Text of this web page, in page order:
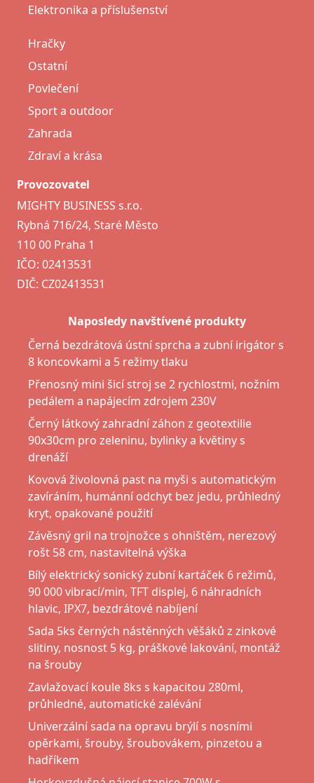
Elektronika a příslušenství
Hračky
Ostatní
Povlečení
Sport a outdoor
Zahrada
Zdraví a krása
Provozovatel
MIGHTY BUSINESS s.r.o.
Rybná 716/24, Staré Město
110 00 Praha 1
IČO: 02413531
DIČ: CZ02413531
Naposledy navštívené produkty
Černá bezdrátová ústní sprcha a zubní irigátor s
8 koncovkami a 5 režimy tlaku
Přenosný mini šicí stroj se 2 rychlostmi, nožním
pedálem a napájecím zdrojem 230V
Černý látkový zahradní záhon z geotextilie
90x30cm pro zeleninu, bylinky a květiny s
drenáží
Kovová živolovná past na myši s automatickým
zavíráním, humánní odchyt bez jedu, průhledný
kryt, opakované použití
Závěsný gril na trojnožce s ohništěm, nerezový
rošt 58 cm, nastavitelná výška
Bílý elektrický sonický zubní kartáček 6 režimů,
90 000 vibrací/min, TFT displej, 6 náhradních
hlavic, IPX7, bezdrátové nabíjení
Sada 5ks černých nástěnných věšáků z zinkové
slitiny, nosnost 5 kg, práškové lakování, montáž
na šrouby
Zavlažovací koule 8ks s kapacitou 280ml,
průhledné, automatické zalévání
Univerzální sada na opravu brýlí s nosními
opěrkami, šrouby, šroubovákem, pinzetou a
hadříkem